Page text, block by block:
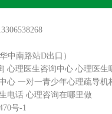
中南路站D出口）
心理医生咨询中心 心理医生
心 一对一青少年心理疏导机
电话 心理咨询在哪里做
号-1